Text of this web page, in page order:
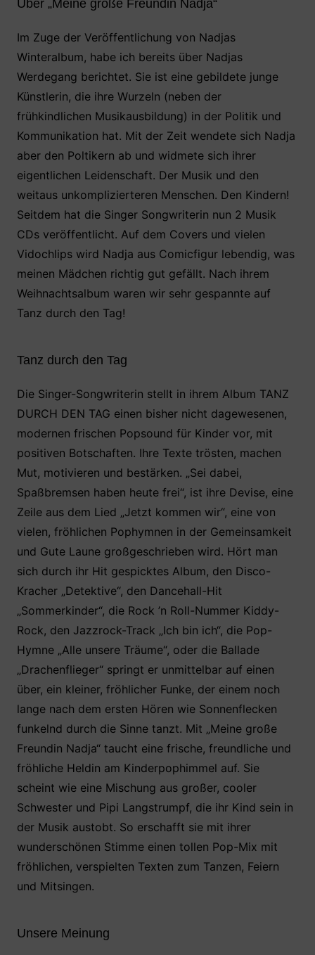
Über „Meine große Freundin Nadja“
Im Zuge der Veröffentlichung von Nadjas
Winteralbum, habe ich bereits über Nadjas
Werdegang berichtet. Sie ist eine gebildete junge
Künstlerin, die ihre Wurzeln (neben der
frühkindlichen Musikausbildung) in der Politik und
Kommunikation hat. Mit der Zeit wendete sich Nadja
aber den Poltikern ab und widmete sich ihrer
eigentlichen Leidenschaft. Der Musik und den
weitaus unkomplizierteren Menschen. Den Kindern!
Seitdem hat die Singer Songwriterin nun 2 Musik
CDs veröffentlicht. Auf dem Covers und vielen
Vidochlips wird Nadja aus Comicfigur lebendig, was
meinen Mädchen richtig gut gefällt. Nach ihrem
Weihnachtsalbum waren wir sehr gespannte auf
Tanz durch den Tag!
Tanz durch den Tag
Die Singer-Songwriterin stellt in ihrem Album TANZ
DURCH DEN TAG einen bisher nicht dagewesenen,
modernen frischen Popsound für Kinder vor, mit
positiven Botschaften. Ihre Texte trösten, machen
Mut, motivieren und bestärken. „Sei dabei,
Spaßbremsen haben heute frei“, ist ihre Devise, eine
Zeile aus dem Lied „Jetzt kommen wir“, eine von
vielen, fröhlichen Pophymnen in der Gemeinsamkeit
und Gute Laune großgeschrieben wird. Hört man
sich durch ihr Hit gespicktes Album, den Disco-
Kracher „Detektive“, den Dancehall-Hit
„Sommerkinder“, die Rock ’n Roll-Nummer Kiddy-
Rock, den Jazzrock-Track „Ich bin ich“, die Pop-
Hymne „Alle unsere Träume“, oder die Ballade
„Drachenflieger“ springt er unmittelbar auf einen
über, ein kleiner, fröhlicher Funke, der einem noch
lange nach dem ersten Hören wie Sonnenflecken
funkelnd durch die Sinne tanzt. Mit „Meine große
Freundin Nadja“ taucht eine frische, freundliche und
fröhliche Heldin am Kinderpophimmel auf. Sie
scheint wie eine Mischung aus großer, cooler
Schwester und Pipi Langstrumpf, die ihr Kind sein in
der Musik austobt. So erschafft sie mit ihrer
wunderschönen Stimme einen tollen Pop-Mix mit
fröhlichen, verspielten Texten zum Tanzen, Feiern
und Mitsingen.
Unsere Meinung